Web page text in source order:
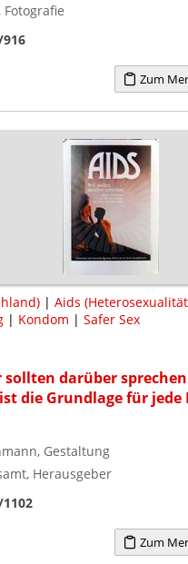
916
Zum
| Aids
| Kondom | Safer Sex
sollten darüber
die Grundlage für
Gestaltung
Herausgeber
Zum